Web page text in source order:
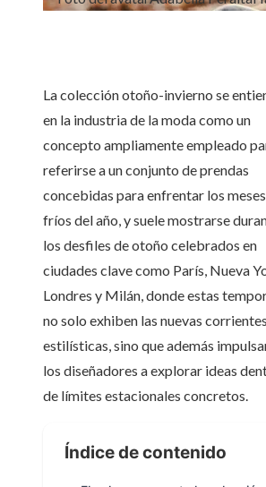
La colección otoño-invierno se
en la industria de la moda como un
concepto ampliamente empleado
referirse a un conjunto de prendas
concebidas para enfrentar los
fríos del año, y suele mostrarse
los desfiles de otoño celebrados en
ciudades clave como París, Nueva
Londres y Milán, donde estas
no solo exhiben las nuevas corrientes
estilísticas, sino que además
los diseñadores a explorar ideas
de límites estacionales concretos.
Índice de contenido